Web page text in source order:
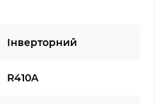
Інверторний
R410A